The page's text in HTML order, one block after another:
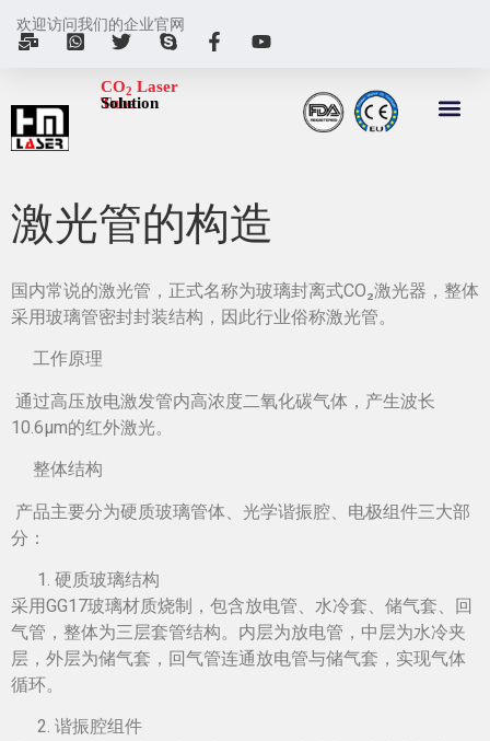
欢迎访问我们的企业官网
CO2 Laser
Tube
Solution
激光管的构造
国内常说的激光管，正式名称为玻璃封离式CO₂激光器，整体
采用玻璃管密封封装结构，因此行业俗称激光管。
工作原理
通过高压放电激发管内高浓度二氧化碳气体，产生波长
10.6μm的红外激光。
整体结构
产品主要分为硬质玻璃管体、光学谐振腔、电极组件三大部
分：
硬质玻璃结构
采用GG17玻璃材质烧制，包含放电管、水冷套、储气套、回
气管，整体为三层套管结构。内层为放电管，中层为水冷夹
层，外层为储气套，回气管连通放电管与储气套，实现气体
循环。
谐振腔组件